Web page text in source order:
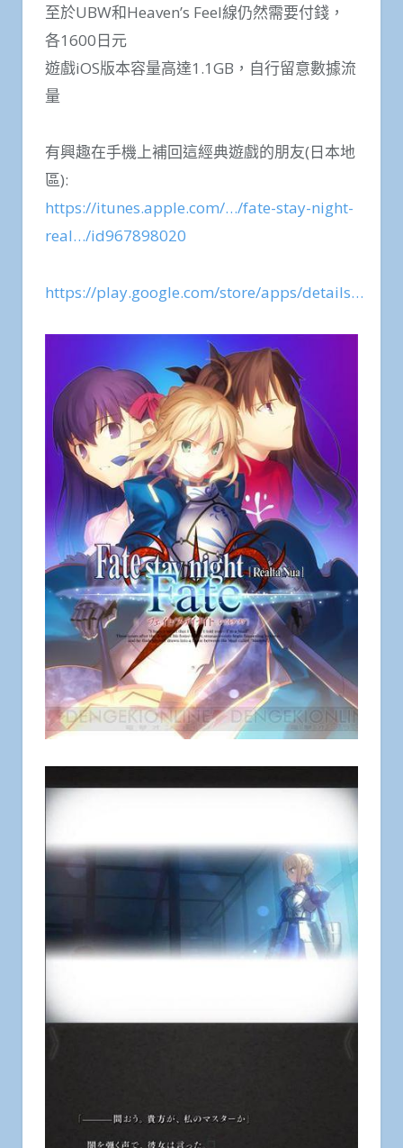
至於UBW和Heaven’s Feel線仍然需要付錢，
各1600日元
遊戲iOS版本容量高達1.1GB，自行留意數據流
量
有興趣在手機上補回這經典遊戲的朋友(日本地
區):
https://itunes.apple.com/…/fate-stay-night-
real…/id967898020
https://play.google.com/store/apps/details…